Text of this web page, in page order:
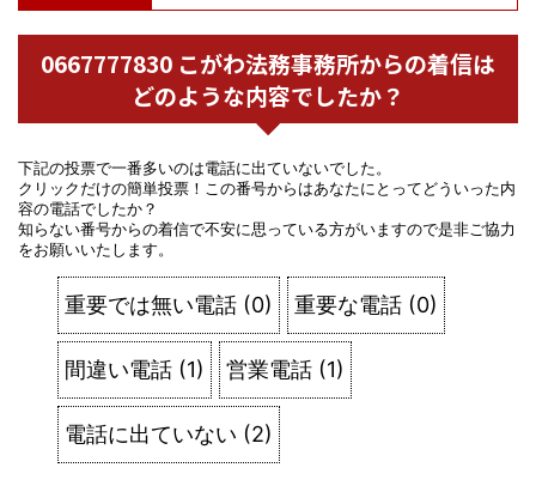
0667777830 こがわ法務事務所からの着信は
どのような内容でしたか？
下記の投票で一番多いのは電話に出ていないでした。
クリックだけの簡単投票！この番号からはあなたにとってどういった内
容の電話でしたか？
知らない番号からの着信で不安に思っている方がいますので是非ご協力
をお願いいたします。
重要では無い電話 (0) 重要な電話 (0)
間違い電話 (1) 営業電話 (1)
電話に出ていない (2)